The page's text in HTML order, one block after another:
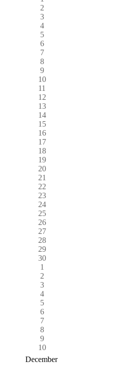
2
3
4
5
6
7
8
9
10
11
12
13
14
15
16
17
18
19
20
21
22
23
24
25
26
27
28
29
30
1
2
3
4
5
6
7
8
9
10
December